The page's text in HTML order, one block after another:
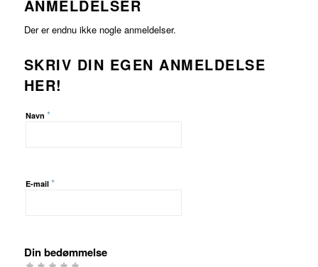
ANMELDELSER
Der er endnu ikke nogle anmeldelser.
SKRIV DIN EGEN ANMELDELSE
HER!
Navn *
E-mail *
Din bedømmelse